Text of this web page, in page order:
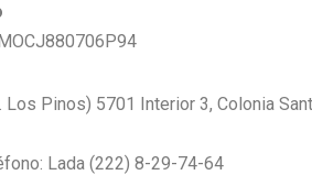
Pinos) 5701 Interior 3, Colonia
Lada (222) 8-29-74-64